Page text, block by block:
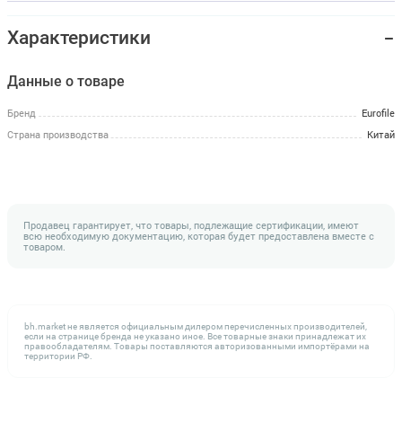
Характеристики
Данные о товаре
Бренд
Eurofile
Страна производства
Китай
Продавец гарантирует, что товары, подлежащие сертификации, имеют
всю необходимую документацию, которая будет предоставлена вместе с
товаром.
bh.market не является официальным дилером перечисленных производителей,
если на странице бренда не указано иное. Все товарные знаки принадлежат их
правообладателям. Товары поставляются авторизованными импортёрами на
территории РФ.